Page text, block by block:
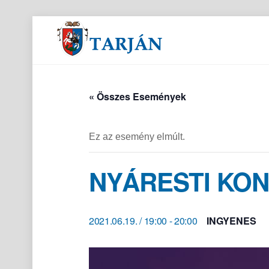
« Összes Események
Ez az esemény elmúlt.
NYÁRESTI
2021.06.19. / 19:00 -20:00 INGYENES